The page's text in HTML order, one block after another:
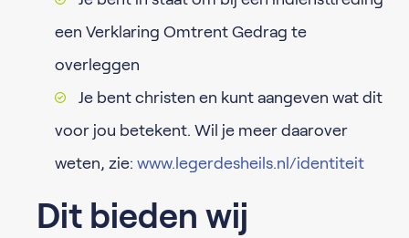
een Verklaring Omtrent Gedrag te
overleggen
Je bent christen en kunt aangeven wat dit
voor jou betekent. Wil je meer daarover
weten, zie: www.legerdesheils.nl/identiteit
Dit bieden wij